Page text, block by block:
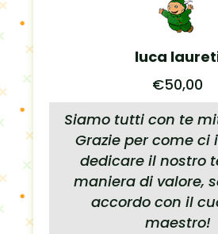
luca
€50,00
Siamo tutti con te
Grazie per come ci
dedicare il nostro
maniera di valore,
accordo con il
maestro!